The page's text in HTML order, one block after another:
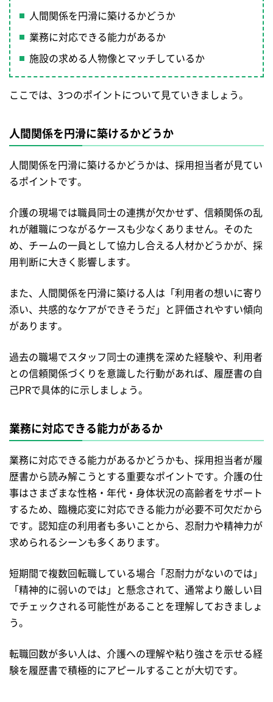
人間関係を円滑に築けるかどうか
業務に対応できる能力があるか
施設の求める人物像とマッチしているか
ここでは、3つのポイントについて見ていきましょう。
人間関係を円滑に築けるかどうか
人間関係を円滑に築けるかどうかは、採用担当者が見てい
るポイントです。
介護の現場では職員同士の連携が欠かせず、信頼関係の乱
れが離職につながるケースも少なくありません。そのた
め、チームの一員として協力し合える人材かどうかが、採
用判断に大きく影響します。
また、人間関係を円滑に築ける人は「利用者の想いに寄り
添い、共感的なケアができそうだ」と評価されやすい傾向
があります。
過去の職場でスタッフ同士の連携を深めた経験や、利用者
との信頼関係づくりを意識した行動があれば、履歴書の自
己PRで具体的に示しましょう。
業務に対応できる能力があるか
業務に対応できる能力があるかどうかも、採用担当者が履
歴書から読み解こうとする重要なポイントです。介護の仕
事はさまざまな性格・年代・身体状況の高齢者をサポート
するため、臨機応変に対応できる能力が必要不可欠だから
です。認知症の利用者も多いことから、忍耐力や精神力が
求められるシーンも多くあります。
短期間で複数回転職している場合「忍耐力がないのでは」
「精神的に弱いのでは」と懸念されて、通常より厳しい目
でチェックされる可能性があることを理解しておきましょ
う。
転職回数が多い人は、介護への理解や粘り強さを示せる経
験を履歴書で積極的にアピールすることが大切です。